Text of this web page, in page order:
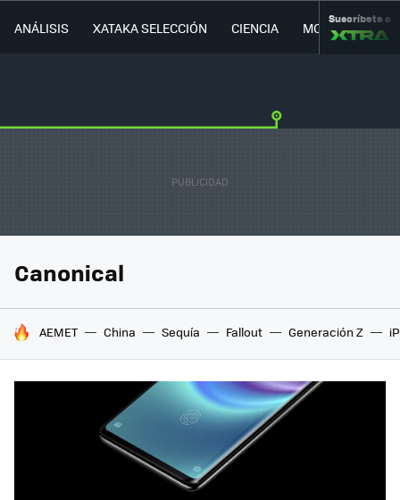
ANÁLISIS XATAKA SELECCIÓN CIENCIA MOVILIDAD
Suscríbete a
Canonical
HOY SE HABLA DE
AEMET China Sequía Fallout Generación Z